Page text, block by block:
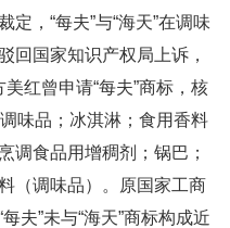
，“每夫”与“海天”在调味
回国家知识产权局上诉，
红曾申请“每夫”商标，核
味品；冰淇淋；食用香料
调食品用增稠剂；锅巴；
（调味品）。原国家工商
夫”未与“海天”商标构成近